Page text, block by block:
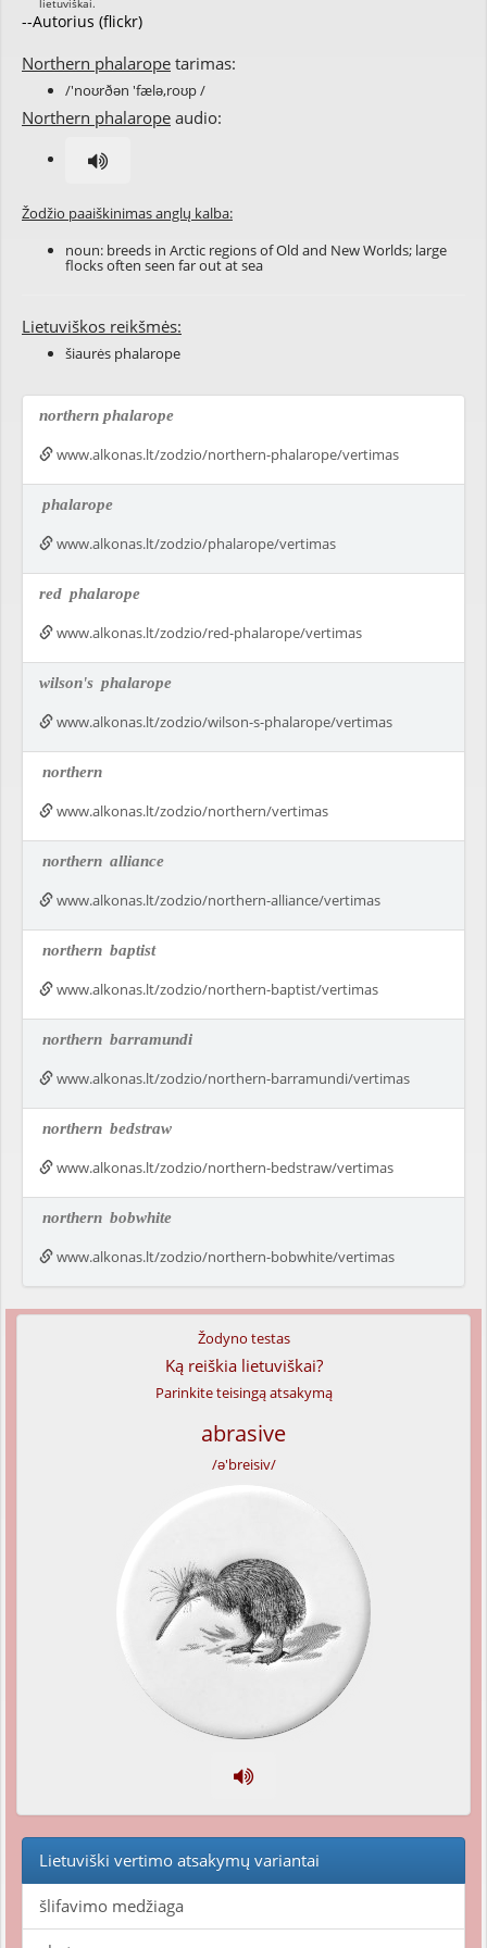
--Autorius (flickr)
Northern phalarope tarimas:
/'noʊrðən 'fælə,roʊp /
Northern phalarope audio:
Žodžio paaiškinimas anglų kalba:
noun: breeds in Arctic regions of Old and New Worlds; large
flocks often seen far out at sea
Lietuviškos reikšmės:
šiaurės phalarope
northern phalarope
www.alkonas.lt/zodzio/northern-phalarope/vertimas
phalarope
www.alkonas.lt/zodzio/phalarope/vertimas
red phalarope
www.alkonas.lt/zodzio/red-phalarope/vertimas
wilson's phalarope
www.alkonas.lt/zodzio/wilson-s-phalarope/vertimas
northern
www.alkonas.lt/zodzio/northern/vertimas
northern alliance
www.alkonas.lt/zodzio/northern-alliance/vertimas
northern baptist
www.alkonas.lt/zodzio/northern-baptist/vertimas
northern barramundi
www.alkonas.lt/zodzio/northern-barramundi/vertimas
northern bedstraw
www.alkonas.lt/zodzio/northern-bedstraw/vertimas
northern bobwhite
www.alkonas.lt/zodzio/northern-bobwhite/vertimas
Žodyno testas
Ką reiškia lietuviškai?
Parinkite teisingą atsakymą
abrasive
/ə'breisiv/
Lietuviški vertimo atsakymų variantai
šlifavimo medžiaga